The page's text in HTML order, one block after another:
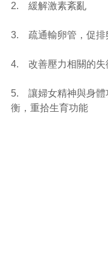
2.    緩解激素紊亂
3.    疏通輸卵管，促排
4.    改善壓力相關的失
5.    讓婦女精神與身
衡，重拾生育功能